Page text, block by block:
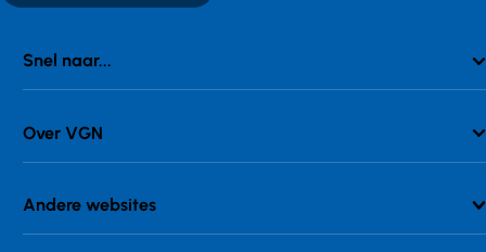
Snel naar...
Over VGN
Andere websites